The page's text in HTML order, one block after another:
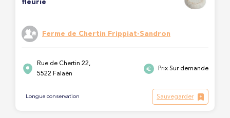
fleurie
Ferme de Chertin Frippiat-Sandron
Rue de Chertin 22,
5522 Falaën
Prix Sur demande
Longue conservation Sauvegarder